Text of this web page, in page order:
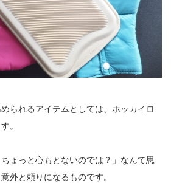
られるアイテムとしては、ホッカイロ
。
ちょっと心もとないのでは？」なんて思
外と頼りになるものです。